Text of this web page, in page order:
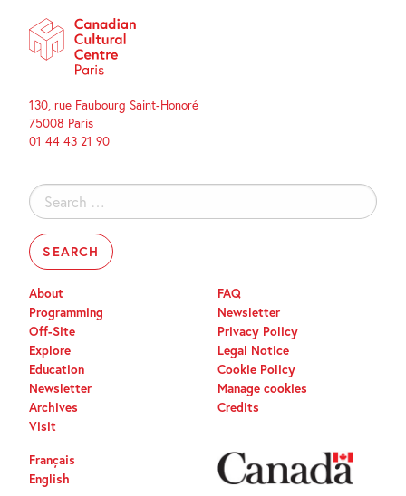
130, rue Faubourg Saint-Honoré
75008 Paris
01 44 43 21 90
Search
for:
About
Programming
Off-Site
Explore
Education
Newsletter
Archives
Visit
FAQ
Newsletter
Privacy Policy
Legal Notice
Cookie Policy
Manage cookies
Credits
Français
English